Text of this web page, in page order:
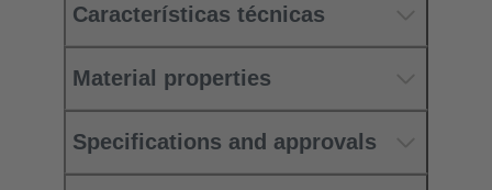
Características técnicas
Material properties
Specifications and approvals